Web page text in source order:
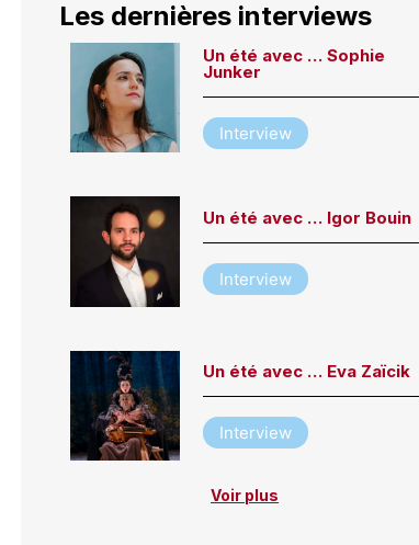
Les dernières interviews
Un été avec … Sophie
Junker
Interview
Un été avec … Igor Bouin
Interview
Un été avec … Eva Zaïcik
Interview
Voir plus